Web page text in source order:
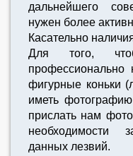
дальнейшего
нужен более
Касательно
Для того,
фигурные коньки
иметь
прислать нам
необходимости
данных лезвий.